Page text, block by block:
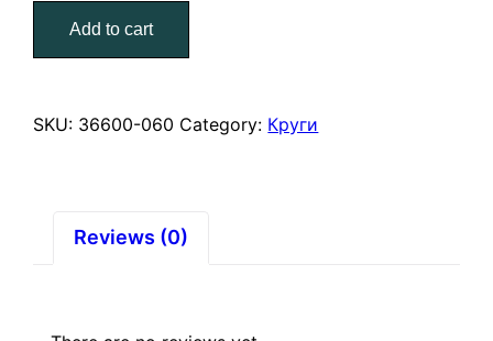
"МАСТЕР"
веерный
лепестковый,
шпильке,
15*30мм
quantity
Add to cart
SKU: 36600-060 Category: Круги
Reviews (0)